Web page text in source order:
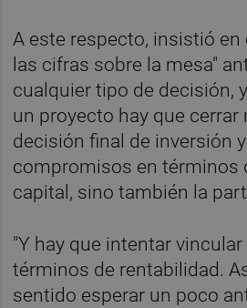
A este respecto, insistió
las cifras sobre la mesa"
cualquier tipo de decisión,
un proyecto hay que cerrar
decisión final de inversión
compromisos en términos
capital, sino también la
"Y hay que intentar
términos de rentabilidad.
sentido esperar un poco